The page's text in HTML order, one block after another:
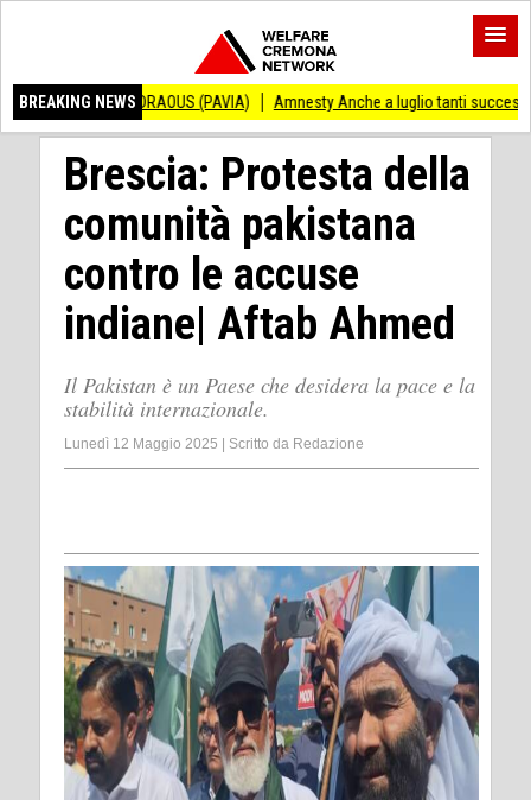
BREAKING NEWS
VINCENZO ANDRAOUS (PAVIA) Amnesty Anche a luglio tanti successi ed
Brescia: Protesta della
comunità pakistana
contro le accuse
indiane| Aftab Ahmed
Il Pakistan è un Paese che desidera la pace e la
stabilità internazionale.
Lunedì 12 Maggio 2025 Scritto da Redazione